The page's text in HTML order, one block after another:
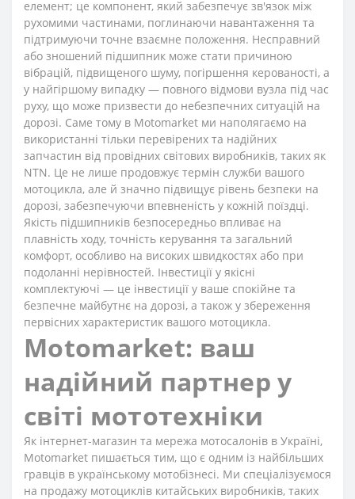
елемент; це компонент, який забезпечує зв'язок між
рухомими частинами, поглинаючи навантаження та
підтримуючи точне взаємне положення. Несправний
або зношений підшипник може стати причиною
вібрацій, підвищеного шуму, погіршення керованості, а
у найгіршому випадку — повного відмови вузла під час
руху, що може призвести до небезпечних ситуацій на
дорозі. Саме тому в Motomarket ми наполягаємо на
використанні тільки перевірених та надійних
запчастин від провідних світових виробників, таких як
NTN. Це не лише продовжує термін служби вашого
мотоцикла, але й значно підвищує рівень безпеки на
дорозі, забезпечуючи впевненість у кожній поїздці.
Якість підшипників безпосередньо впливає на
плавність ходу, точність керування та загальний
комфорт, особливо на високих швидкостях або при
подоланні нерівностей. Інвестиції у якісні
комплектуючі — це інвестиції у ваше спокійне та
безпечне майбутнє на дорозі, а також у збереження
первісних характеристик вашого мотоцикла.
Motomarket: ваш
надійний партнер у
світі мототехніки
Як інтернет-магазин та мережа мотосалонів в Україні,
Motomarket пишається тим, що є одним із найбільших
гравців в українському мотобізнесі. Ми спеціалізуємося
на продажу мотоциклів китайських виробників, таких